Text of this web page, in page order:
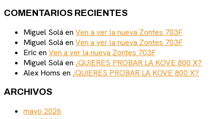
COMENTARIOS RECIENTES
Miguel Solá en Ven a ver la nueva Zontes 703F
Miguel Solá en Ven a ver la nueva Zontes 703F
Ericen Ven a ver la nueva Zontes 703F
Miguel Solá en ¿QUIERES PROBAR LA KOVE 800 X?
Alex Homs en ¿QUIERES PROBAR LA KOVE 800 X?
ARCHIVOS
mayo 2026